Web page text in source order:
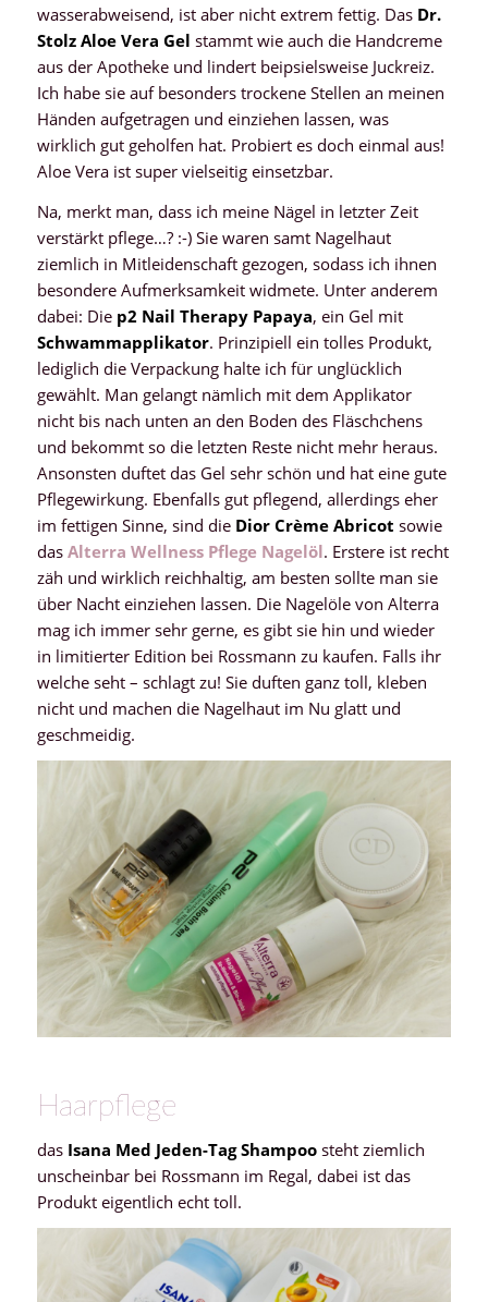
wasserabweisend, ist aber nicht extrem fettig. Das Dr.
Stolz Aloe Vera Gel stammt wie auch die Handcreme
aus der Apotheke und lindert beipsielsweise Juckreiz.
Ich habe sie auf besonders trockene Stellen an meinen
Händen aufgetragen und einziehen lassen, was
wirklich gut geholfen hat. Probiert es doch einmal aus!
Aloe Vera ist super vielseitig einsetzbar.
Na, merkt man, dass ich meine Nägel in letzter Zeit
verstärkt pflege…? :-) Sie waren samt Nagelhaut
ziemlich in Mitleidenschaft gezogen, sodass ich ihnen
besondere Aufmerksamkeit widmete. Unter anderem
dabei: Diep2 Nail Therapy Papaya, ein Gel mit
Schwammapplikator. Prinzipiell ein tolles Produkt,
lediglich die Verpackung halte ich für unglücklich
gewählt. Man gelangt nämlich mit dem Applikator
nicht bis nach unten an den Boden des Fläschchens
und bekommt so die letzten Reste nicht mehr heraus.
Ansonsten duftet das Gel sehr schön und hat eine gute
Pflegewirkung. Ebenfalls gut pflegend, allerdings eher
im fettigen Sinne, sind die Dior Crème Abricot sowie
dasAlterra Wellness Pflege Nagelöl. Erstere ist recht
zäh und wirklich reichhaltig, am besten sollte man sie
über Nacht einziehen lassen. Die Nagelöle von Alterra
mag ich immer sehr gerne, es gibt sie hin und wieder
in limitierter Edition bei Rossmann zu kaufen. Falls ihr
welche seht – schlagt zu! Sie duften ganz toll, kleben
nicht und machen die Nagelhaut im Nu glatt und
geschmeidig.
Haarpflege
das Isana Med Jeden-Tag Shampoosteht ziemlich
unscheinbar bei Rossmann im Regal, dabei ist das
Produkt eigentlich echt toll.